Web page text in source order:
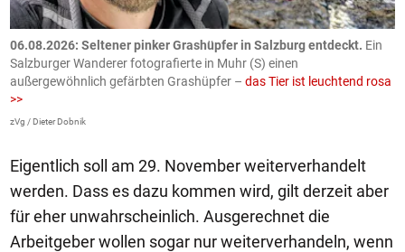
06.08.2026: Seltener pinker Grashüpfer in Salzburg entdeckt. Ein
Salzburger Wanderer fotografierte in Muhr (S) einen
außergewöhnlich gefärbten Grashüpfer – das Tier ist leuchtend rosa
>>
zVg / Dieter Dobnik
Eigentlich soll am 29. November weiterverhandelt
werden. Dass es dazu kommen wird, gilt derzeit aber
für eher unwahrscheinlich. Ausgerechnet die
Arbeitgeber wollen sogar nur weiterverhandeln, wenn